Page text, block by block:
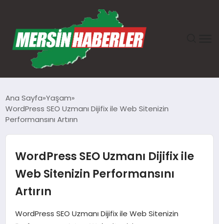
GÜNDEM
TEKNOLOJI
SPOR
Ana Sayfa Yaşam
WordPress SEO Uzmanı Dijifix ile Web Sitenizin
Performansını Artırın
WordPress SEO Uzmanı Dijifix ile
Web Sitenizin Performansını
Artırın
WordPress SEO Uzmanı Dijifix ile Web Sitenizin